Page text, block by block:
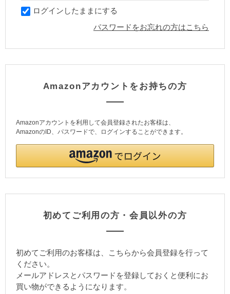
ログインしたままにする
パスワードをお忘れの方はこちら
Amazonアカウントをお持ちの方
Amazonアカウントを利用して会員登録されたお客様は、
AmazonのID、パスワードで、ログインすることができます。
初めてご利用の方・会員以外の方
初めてご利用のお客様は、こちらから会員登録を行って
ください。
メールアドレスとパスワードを登録しておくと便利にお
買い物ができるようになります。